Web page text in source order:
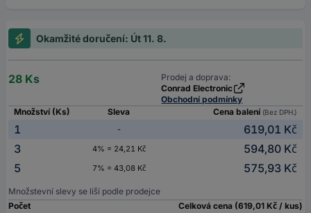
Okamžité doručení: Út 11. 8.
28 Ks
Prodej a doprava:
Conrad Electronic
Obchodní podmínky
Množství (Ks)
Sleva Cena balení (Bez DPH.)
1 -
619,01 Kč
3
4% = 24,21 Kč
594,80 Kč
5
7% = 43,08 Kč 575,93 Kč
Množstevní slevy se liší podle prodejce
Počet
Celková cena (619,01 Kč / kus)